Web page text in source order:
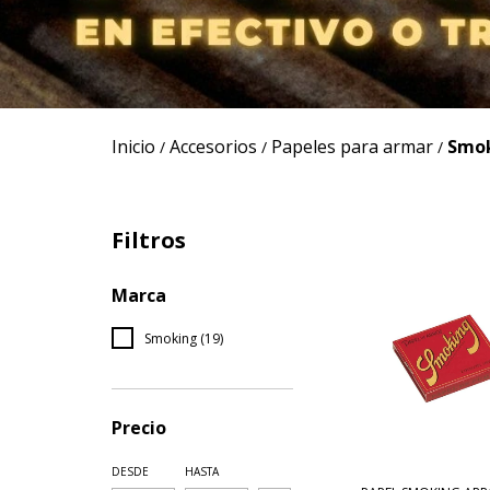
Inicio / Accesorios / Papeles para armar /
Filtros
Marca
Smoking (19)
Precio
DESDE HASTA